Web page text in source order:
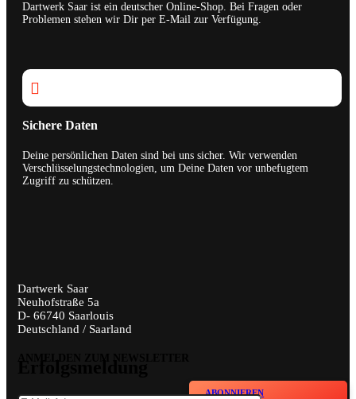
Dartwerk Saar ist ein deutscher Online-Shop. Bei Fragen oder
Problemen stehen wir Dir per E-Mail zur Verfügung.

Sichere Daten
Deine persönlichen Daten sind bei uns sicher. Wir verwenden
Verschlüsselungstechnologien, um Deine Daten vor unbefugtem
Zugriff zu schützen.
Dartwerk Saar
Neuhofstraße 5a
D- 66740 Saarlouis
Deutschland / Saarland
ABONNIEREN